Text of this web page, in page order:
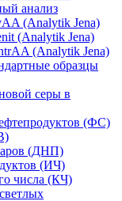
анализ
(Analytik Jena)
(Analytik Jena)
(Analytik Jena)
образцы
серы в
(ФС)
(ДНП)
(ИЧ)
числа (КЧ)